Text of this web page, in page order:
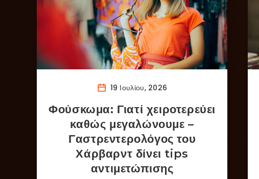
19 Ιουλίου, 2026
Φούσκωμα: Γιατί χειροτερεύει
καθώς μεγαλώνουμε –
Γαστρεντερολόγος του
Χάρβαρντ δίνει tips
αντιμετώπισης